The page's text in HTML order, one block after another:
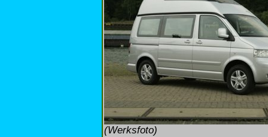
(Werksfoto)